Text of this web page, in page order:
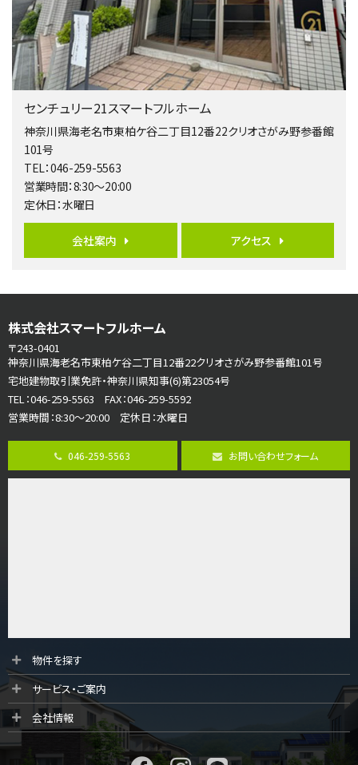
海老名駅
バ15分・歩1分
リビングダイニング部分の床暖房完備 車並列2台駐…
第5位
3,680万円
バ19分・ 歩8分
開放感があり日当たり良好な南西・北西角地区画。 …
第6位
3ＬＤＫ
海老名駅
さがみ野駅
歩17分
ご家族が集まるLDKは１７．５帖とゆとりある広さ…
第8位
3,598万円
4ＬＤＫ
長後駅
第10位
4,190万円
桜ヶ丘駅
LDK約20帖とゆとりある広さ！WIC、SICの…
センチュリー21スマートフルホーム
神奈川県海老名市東柏ケ谷二丁目12番22クリオさがみ野参番館
101号
TEL：046-259-5563
営業時間：8:30～20:00
定休日：水曜日
会社案内 アクセス
株式会社スマートフルホーム
〒243-0401
神奈川県海老名市東柏ケ谷二丁目12番22クリオさがみ野参番館101号
宅地建物取引業免許・神奈川県知事(6)第23054号
TEL：046-259-5563 FAX：046-259-5592
営業時間：8:30～20:00 定休日：水曜日
046-259-5563 お問い合わせフォーム
物件を探す
サービス・ご案内
会社情報